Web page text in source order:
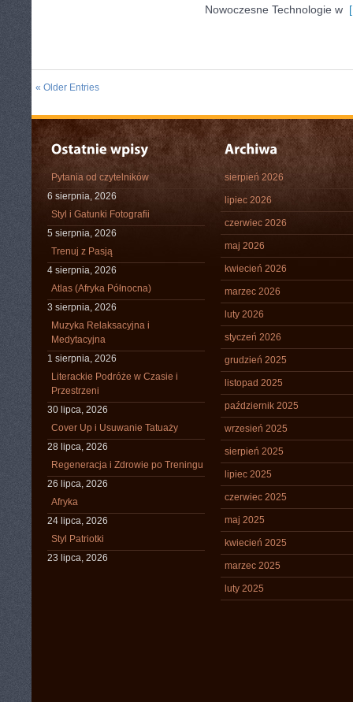
Nowoczesne Technologie w
« Older Entries
Pytania od czytelników
6 sierpnia, 2026
Styl i Gatunki Fotografii
5 sierpnia, 2026
Trenuj z Pasją
4 sierpnia, 2026
Atlas (Afryka Północna)
3 sierpnia, 2026
Muzyka Relaksacyjna i
Medytacyjna
1 sierpnia, 2026
Literackie Podróże w Czasie i
Przestrzeni
30 lipca, 2026
Cover Up i Usuwanie Tatuaży
28 lipca, 2026
Regeneracja i Zdrowie po Treningu
26 lipca, 2026
Afryka
24 lipca, 2026
Styl Patriotki
23 lipca, 2026
sierpień 2026
lipiec 2026
czerwiec 2026
maj 2026
kwiecień 2026
marzec 2026
luty 2026
styczeń 2026
grudzień 2025
listopad 2025
październik 2025
wrzesień 2025
sierpień 2025
lipiec 2025
czerwiec 2025
maj 2025
kwiecień 2025
marzec 2025
luty 2025